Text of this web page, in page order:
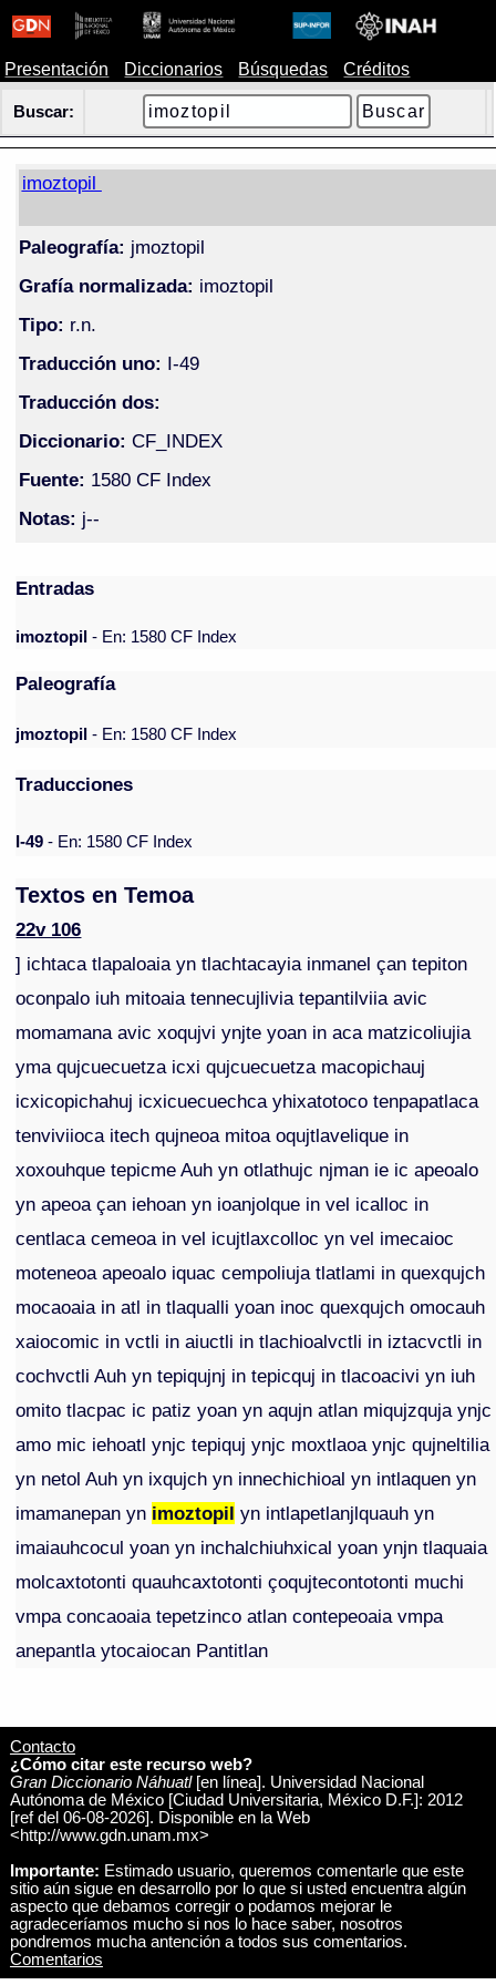
Presentación Diccionarios Búsquedas Créditos
Buscar:
imoztopil
Paleografía: jmoztopil
Grafía normalizada: imoztopil
Tipo: r.n.
Traducción uno: I-49
Traducción dos:
Diccionario: CF_INDEX
Fuente: 1580 CF Index
Notas: j--
Entradas
imoztopil- En: 1580 CF Index
Paleografía
jmoztopil - En: 1580 CF Index
Traducciones
I-49 - En: 1580 CF Index
Textos en Temoa
22v 106
] ichtaca tlapaloaia yn tlachtacayia inmanel çan tepiton
oconpalo iuh mitoaia tennecujlivia tepantilviia avic
momamana avic xoqujvi ynjte yoan in aca matzicoliujia
yma qujcuecuetza icxi qujcuecuetza macopichauj
icxicopichahuj icxicuecuechca yhixatotoco tenpapatlaca
tenviviioca itech qujneoa mitoa oqujtlavelique in
xoxouhque tepicme Auh yn otlathujc njman ie ic apeoalo
yn apeoa çan iehoan yn ioanjolque in vel icalloc in
centlaca cemeoa in vel icujtlaxcolloc yn vel imecaioc
moteneoa apeoalo iquac cempoliuja tlatlami in quexqujch
mocaoaia in atl in tlaqualli yoan inoc quexqujch omocauh
xaiocomic in vctli in aiuctli in tlachioalvctli in iztacvctli in
cochvctli Auh yn tepiqujnj in tepicquj in tlacoacivi yn iuh
omito tlacpac ic patiz yoan yn aqujn atlan miqujzquja ynjc
amo mic iehoatl ynjc tepiquj ynjc moxtlaoa ynjc qujneltilia
yn netol Auh yn ixqujch yn innechichioal yn intlaquen yn
imamanepan yn imoztopil yn intlapetlanjlquauh yn
imaiauhcocul yoan yn inchalchiuhxical yoan ynjn tlaquaia
molcaxtotonti quauhcaxtotonti çoqujtecontotonti muchi
vmpa concaoaia tepetzinco atlan contepeoaia vmpa
anepantla ytocaiocan Pantitlan
Contacto
¿Cómo citar este recurso web?
Gran Diccionario Náhuatl[en línea]. Universidad Nacional
Autónoma de México [Ciudad Universitaria, México D.F.]: 2012
[ref del 06-08-2026]. Disponible en la Web
<http://www.gdn.unam.mx>
Importante: Estimado usuario, queremos comentarle que este
sitio aún sigue en desarrollo por lo que si usted encuentra algún
aspecto que debamos corregir o podamos mejorar le
agradeceríamos mucho si nos lo hace saber, nosotros
pondremos mucha antención a todos sus comentarios.
Comentarios